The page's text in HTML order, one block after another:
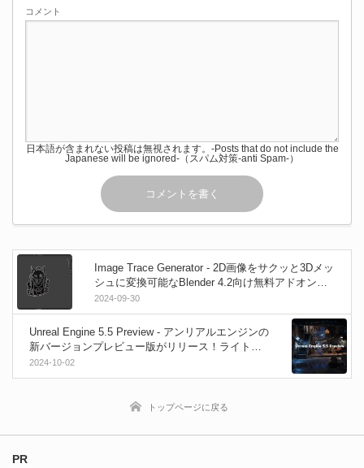
コメント
日本語が含まれない投稿は無視されます。-Posts that do not include the
Japanese will be ignored-（スパム対策-anti Spam-）
Image Trace Generator - 2D画像をサクッと3Dメッ
シュに変換可能なBlender 4.2向け無料アドオンが
登場！
2024-09-30
Unreal Engine 5.5 Preview - アンリアルエンジンの
新バージョンプレビュー版がリリース！ライト数
の制限解除！？無限にライトを配置可能な新機能
「Megalights」！！
2024-10-02
トップページに戻る
PR